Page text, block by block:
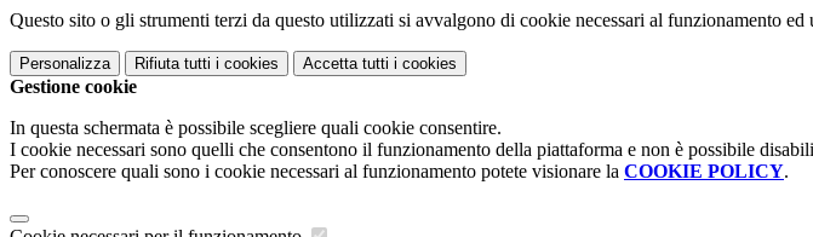
Questo sito o gli strumenti terzi da questo utilizzati si avvalgono di cookie necessari al funzionamento
Personalizza Rifiuta tutti i cookies Accetta tutti i cookies
Gestione cookie
In questa schermata è possibile scegliere quali cookie consentire.
I cookie necessari sono quelli che consentono il funzionamento della piattaforma e non è possibile
Per conoscere quali sono i cookie necessari al funzionamento potete visionare la COOKIE POLICY.